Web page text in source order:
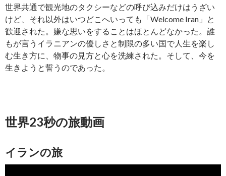
世界共通で観光地のタクシーなどの呼び込みだけはうざい
けど、それ以外はいつどこへいっても「Welcome Iran」と
歓迎された。嫌な思いをすることはほとんどなかった。誰
もが言うイラニアンの優しさと制限の多い国で人生を楽し
む生き方に、物事の見方と心を洗練された。そして、今を
生きようと誓うのであった。
世界23秒の旅動画
イランの旅